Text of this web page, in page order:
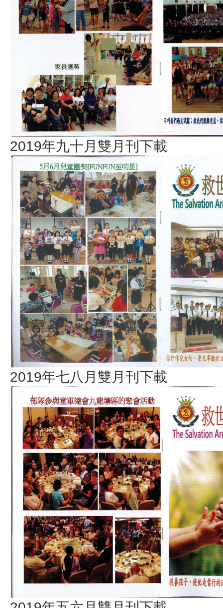
2019年九十月雙月刊下載
2019年七八月雙月刊下載